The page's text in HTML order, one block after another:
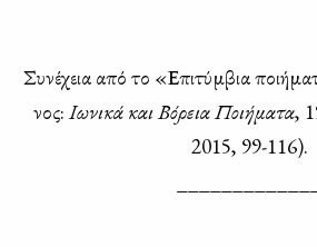
Συ­νέ­χεια από το «Επι­τύμ­βια
νος:Ιω­νι­κά και Βό­ρεια Ποι­ή­μα­τα,
2015, 99-116).